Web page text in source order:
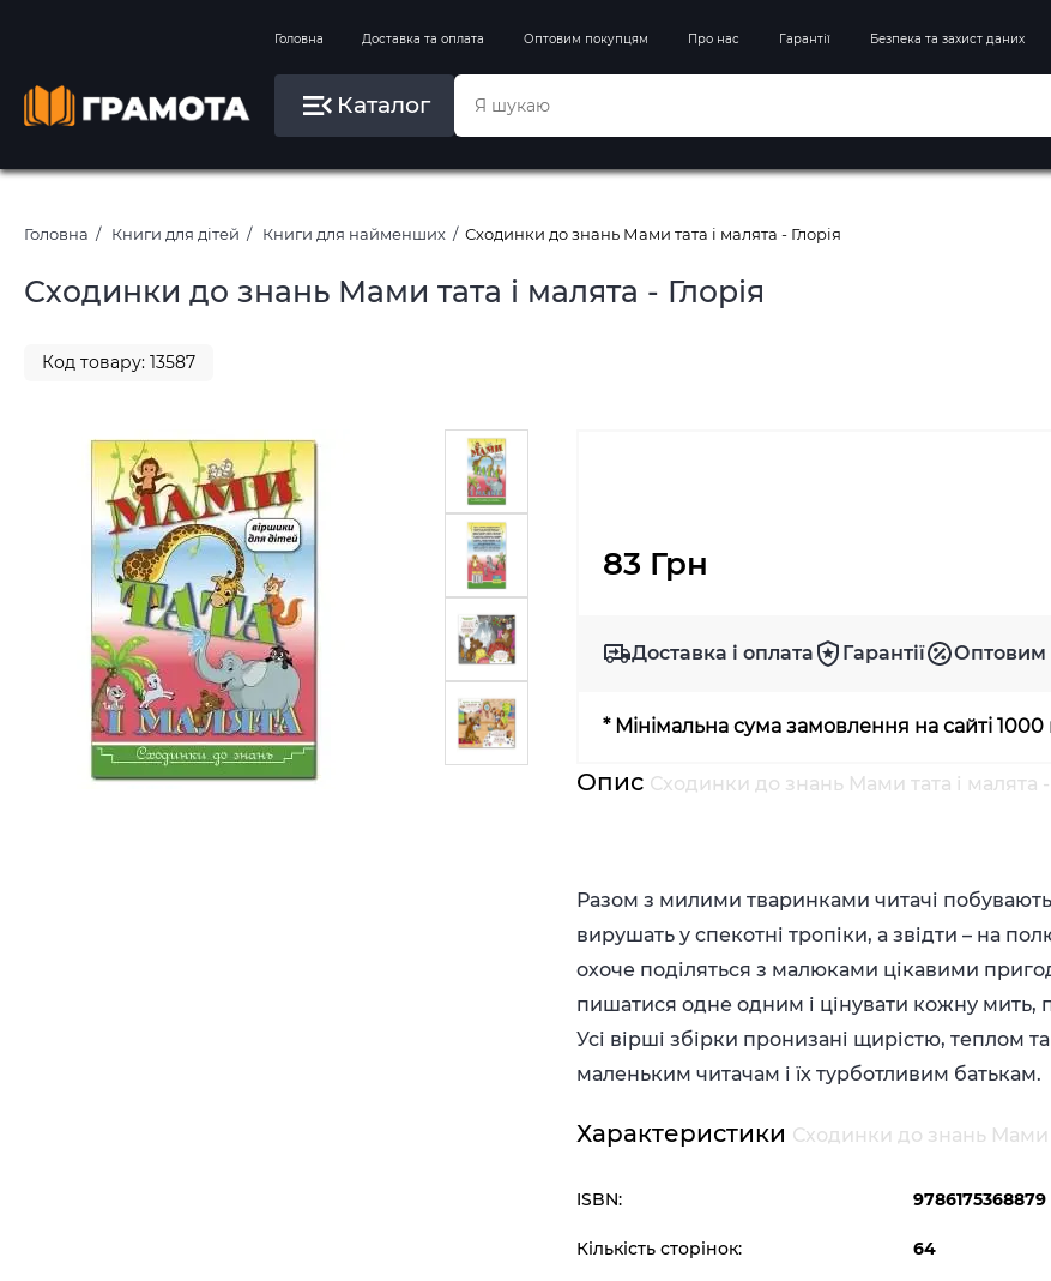
Головна Доставка та оплата Оптовим покупцям Про нас Гарантії Безпека та захист даних
Каталог
Вправи на зимові канікули
Літо, пляж, плавання, басейни
Картини за номерами
Головна Книги для дітей Книги для найменших Сходинки до знань Мами тата і малята - Глорія
Сходинки до знань Мами тата і малята - Глорія
Код товару: 13587
83 Грн
Доставка і оплата Гарантії Оптовим
* Мінімальна сума замовлення на сайті 1000
Опис Сходинки до знань Мами тата і малята -
Разом з милими тваринками читачі
вирушать у спекотні тропіки, а звідти – на
охоче поділяться з малюками цікавими
пишатися одне одним і цінувати кожну мить,
Усі вірші збірки пронизані щирістю, теплом
маленьким читачам і їх турботливим батькам.
Характеристики Сходинки до знань Мами
ISBN: 9786175368879
Кількість сторінок: 64